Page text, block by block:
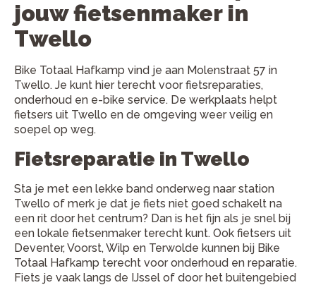
jouw fietsenmaker in
Twello
Bike Totaal Hafkamp vind je aan Molenstraat 57 in
Twello. Je kunt hier terecht voor fietsreparaties,
onderhoud en e-bike service. De werkplaats helpt
fietsers uit Twello en de omgeving weer veilig en
soepel op weg.
Fietsreparatie in Twello
Sta je met een lekke band onderweg naar station
Twello of merk je dat je fiets niet goed schakelt na
een rit door het centrum? Dan is het fijn als je snel bij
een lokale fietsenmaker terecht kunt. Ook fietsers uit
Deventer, Voorst, Wilp en Terwolde kunnen bij Bike
Totaal Hafkamp terecht voor onderhoud en reparatie.
Fiets je vaak langs de IJssel of door het buitengebied